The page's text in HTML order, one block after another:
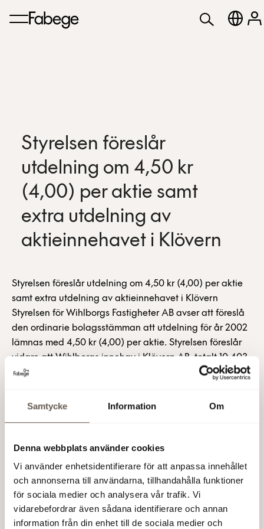
Samtycke Information Om
Denna webbplats använder cookies
Vi använder enhetsidentifierare för att anpassa innehållet
och annonserna till användarna, tillhandahålla funktioner
för sociala medier och analysera vår trafik. Vi
vidarebefordrar även sådana identifierare och annan
information från din enhet till de sociala medier och
Styrelsen föreslår
utdelning om 4,50 kr
(4,00) per aktie samt
extra utdelning av
aktieinnehavet i Klövern
Styrelsen föreslår utdelning om 4,50 kr (4,00) per aktie
samt extra utdelning av aktieinnehavet i Klövern
Styrelsen för Wihlborgs Fastigheter AB avser att föreslå
den ordinarie bolagsstämman att utdelning för år 2002
lämnas med 4,50 kr (4,00) per aktie. Styrelsen föreslår
vidare att Wihlborgs innehav i Klövern AB, totalt 10 403
968 B-aktier, delas ut till aktieägarna, varvid sex
Klövern. Den samlade utdelningen uppgår därmed till
att lämnas i samband med bokslutskommunikén.
Wihlborgs Fastigheter AB (publ) Styrelsen Wihlborgs
Fastigheter AB (publ) är ett av Sveriges största
fastighetsbolag med fastigheter till ett bokfört värde av
20,5 miljarder kronor. Fastighetsbeståndet, som är
koncentrerat till Stockholms- och Öresundsregionerna,